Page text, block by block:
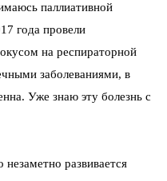
паллиативной
года провели
на респираторной
заболеваниями, в
Уже знаю эту болезнь с
развивается